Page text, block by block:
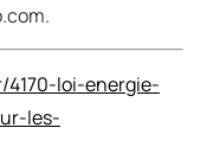
loi-energie-
les-